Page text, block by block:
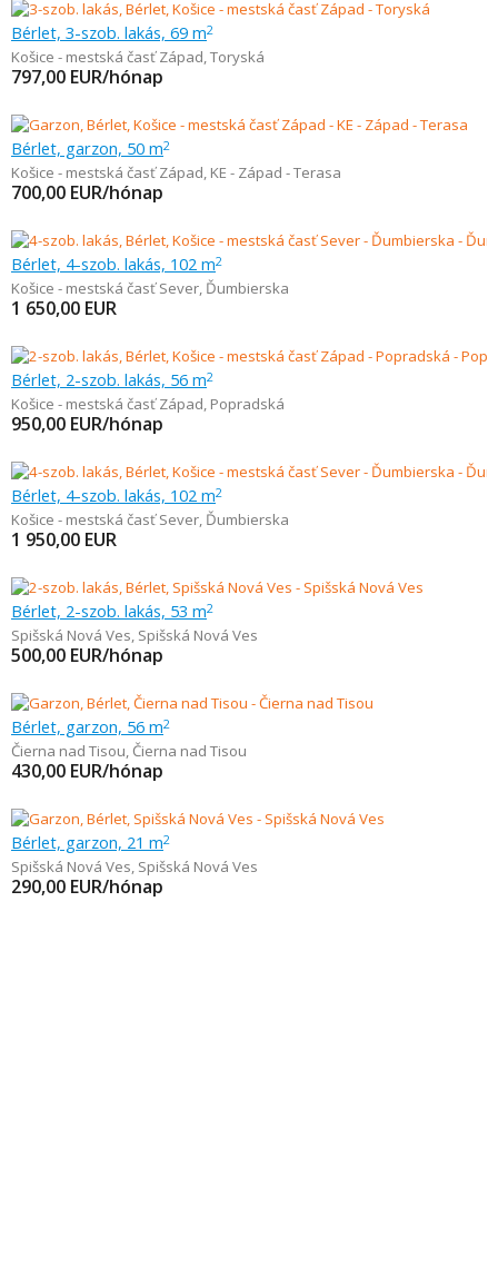
Bérlet, 3-szob. lakás, 69 m2
Košice - mestská časť Západ,Toryská
797,00 EUR/hónap
Bérlet, garzon, 50 m2
Košice - mestská časť Západ, KE - Západ - Terasa
700,00 EUR/hónap
Bérlet, 4-szob. lakás, 102 m2
Košice - mestská časť Sever, Ďumbierska
1 650,00 EUR
Bérlet, 2-szob. lakás, 56 m2
Košice - mestská časť Západ, Popradská
950,00 EUR/hónap
Bérlet, 4-szob. lakás, 102 m2
Košice - mestská časť Sever, Ďumbierska
1 950,00 EUR
Bérlet, 2-szob. lakás, 53 m2
Spišská Nová Ves, Spišská Nová Ves
500,00 EUR/hónap
Bérlet, garzon, 56 m2
Čierna nad Tisou, Čierna nad Tisou
430,00 EUR/hónap
Bérlet, garzon, 21 m2
Spišská Nová Ves, Spišská Nová Ves
290,00 EUR/hónap